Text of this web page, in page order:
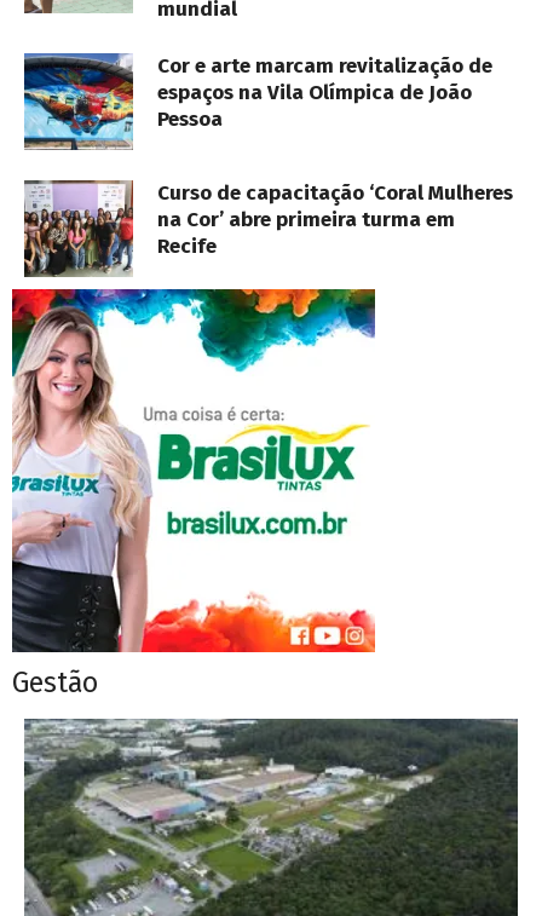
mundial
Cor e arte marcam revitalização de
espaços na Vila Olímpica de João
Pessoa
Curso de capacitação ‘Coral Mulheres
na Cor’ abre primeira turma em
Recife
Gestão